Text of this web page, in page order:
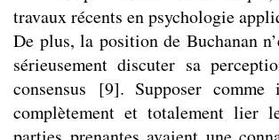
travaux récents en psychologie
De plus, la position de Buchanan
sérieusement discuter sa
consensus [9]. Supposer
complètement et totalement lier